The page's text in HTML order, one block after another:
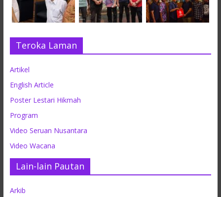
Teroka Laman
Artikel
English Article
Poster Lestari Hikmah
Program
Video Seruan Nusantara
Video Wacana
Lain-lain Pautan
Arkib